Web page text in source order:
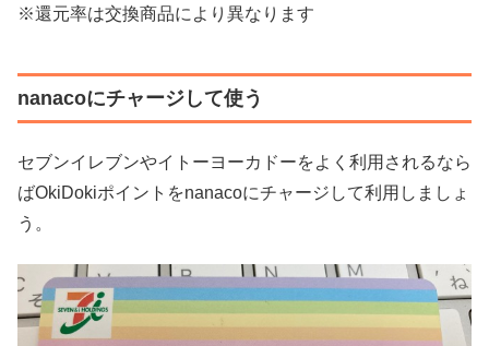
※還元率は交換商品により異なります
nanacoにチャージして使う
セブンイレブンやイトーヨーカドーをよく利用されるなら
ばOkiDokiポイントをnanacoにチャージして利用しましょ
う。